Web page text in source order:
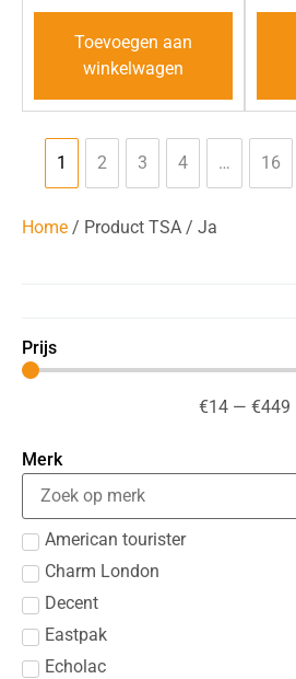
Prijs
€14 — €449
Merk
American tourister
Charm London
Decent
Eastpak
Echolac
Toevoegen aan
winkelwagen
1 2 3 4 … 16
Home / Product TSA / Ja